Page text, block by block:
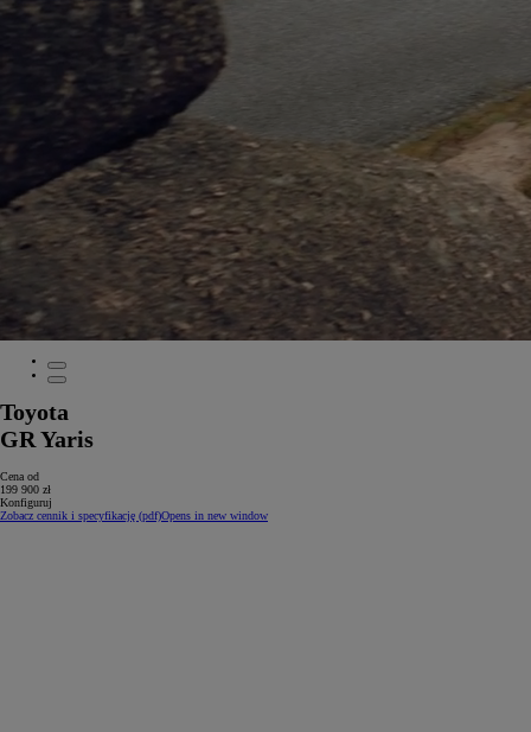
Toyota
GR Yaris
Cena od
199 900 zł
Konfiguruj
Zobacz cennik i specyfikację (pdf)Opens in new window